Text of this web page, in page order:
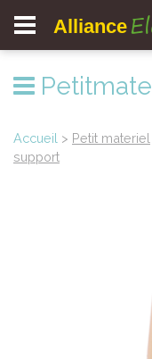
Alliance
Accueil > Petit materiel
support